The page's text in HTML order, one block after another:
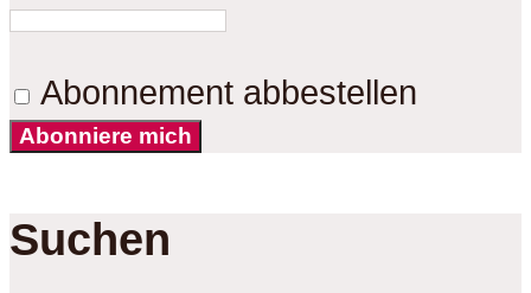
Abonnement abbestellen
Abonniere mich
Suchen